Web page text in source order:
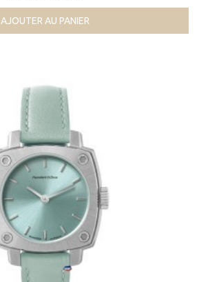
AJOUTER AU PANIER